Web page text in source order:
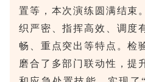
置等，本次演练圆满结束
织严密、指挥高效、调度
畅、重点突出等特点。检
磨合了多部门联动性，提